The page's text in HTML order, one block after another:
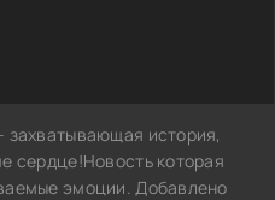
захватывающая история,
сердце!Новость которая
эмоции. Добавлено